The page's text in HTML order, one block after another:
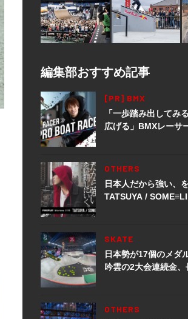
編集部おすすめ記事
[PR] BMX
「一歩踏み出してみ
広げる」BMXレーサ
レーサーへ転身。上
OTHERS
日本人だから強い、
TATSUYA /
SKATE
日本勢が17個のメダ
吟雲の2大会連続金
ダル獲得など数々の
OTHERS